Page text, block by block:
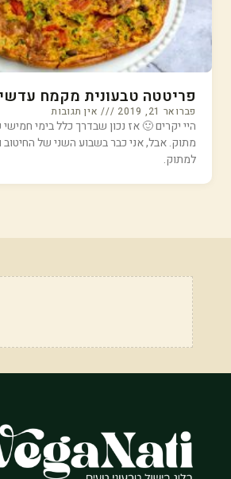
פריטטה טבעונית מקמח
פברואר 21, 2019 אין תגובות
היי יקרים 🙂 אז נכון שבדרך כלל בימי חמישי
מתוק. אבל, אני כבר בשבוע השני של
למתוק.